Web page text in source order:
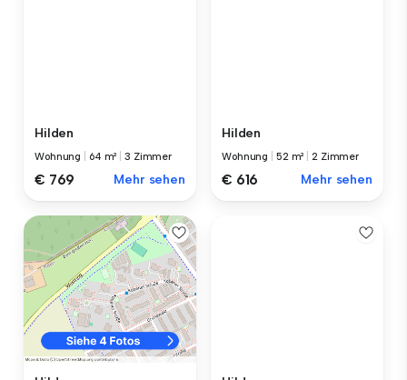
Hilden
Wohnung 64 m² |3 Zimmer
€ 769 Mehr sehen
Hilden
Wohnung 52 m² |2 Zimmer
€ 616 Mehr sehen